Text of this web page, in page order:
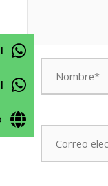
Nombre*
Correo
electrónico*